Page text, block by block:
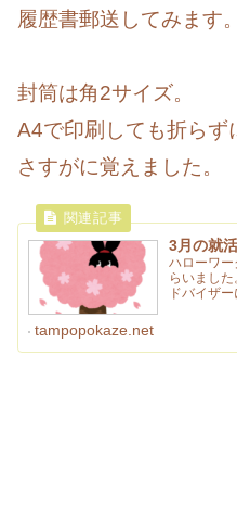
履歴書郵送してみます。
封筒は角2サイズ。
A4で印刷しても折らず
さすがに覚えました。
3月の就
ハローワー
らいまし
ドバイザ
tampopokaze.net